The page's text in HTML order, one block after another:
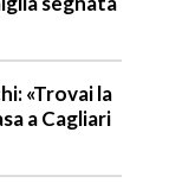
«Trovai la
a Cagliari